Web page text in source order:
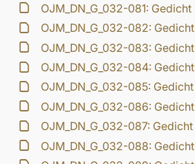
OJM_DN_G_032-081: Gedicht
OJM_DN_G_032-082: Gedicht
OJM_DN_G_032-083: Gedicht
OJM_DN_G_032-084: Gedicht
OJM_DN_G_032-085: Gedicht
OJM_DN_G_032-086: Gedicht
OJM_DN_G_032-087: Gedicht
OJM_DN_G_032-088: Gedicht